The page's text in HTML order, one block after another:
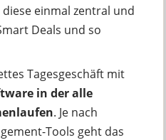
einmal zentral und
Deals und so
Tagesgeschäft mit
in der alle
. Je nach
Tools geht das